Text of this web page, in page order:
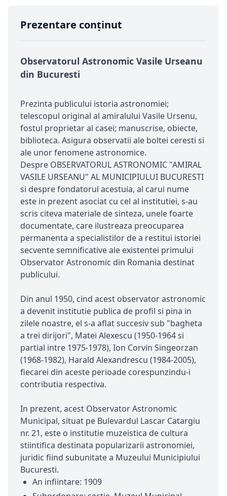
Prezentare conținut
Observatorul Astronomic Vasile Urseanu
din Bucuresti
Prezinta publicului istoria astronomiei;
telescopul original al amiralului Vasile Ursenu,
fostul proprietar al casei; manuscrise, obiecte,
biblioteca. Asigura observatii ale boltei ceresti si
ale unor fenomene astronomice.
Despre OBSERVATORUL ASTRONOMIC "AMIRAL
VASILE URSEANU" AL MUNICIPIULUI BUCURESTI
si despre fondatorul acestuia, al carui nume
este in prezent asociat cu cel al institutiei, s-au
scris citeva materiale de sinteza, unele foarte
documentate, care ilustreaza preocuparea
permanenta a specialistilor de a restitui istoriei
secvente semnificative ale existentei primului
Observator Astronomic din Romania destinat
publicului.
Din anul 1950, cind acest observator astronomic
a devenit institutie publica de profil si pina in
zilele noastre, el s-a aflat succesiv sub "bagheta
a trei dirijori", Matei Alexescu (1950-1964 si
partial intre 1975-1978), Ion Corvin Singeorzan
(1968-1982), Harald Alexandrescu (1984-2005),
fiecarei din aceste perioade corespunzindu-i
contributia respectiva.
In prezent, acest Observator Astronomic
Municipal, situat pe Bulevardul Lascar Catargiu
nr. 21, este o institutie muzeistica de cultura
stiintifica destinata popularizarii astronomiei,
juridic fiind subunitate a Muzeului Municipiului
Bucuresti.
An infiintare: 1909